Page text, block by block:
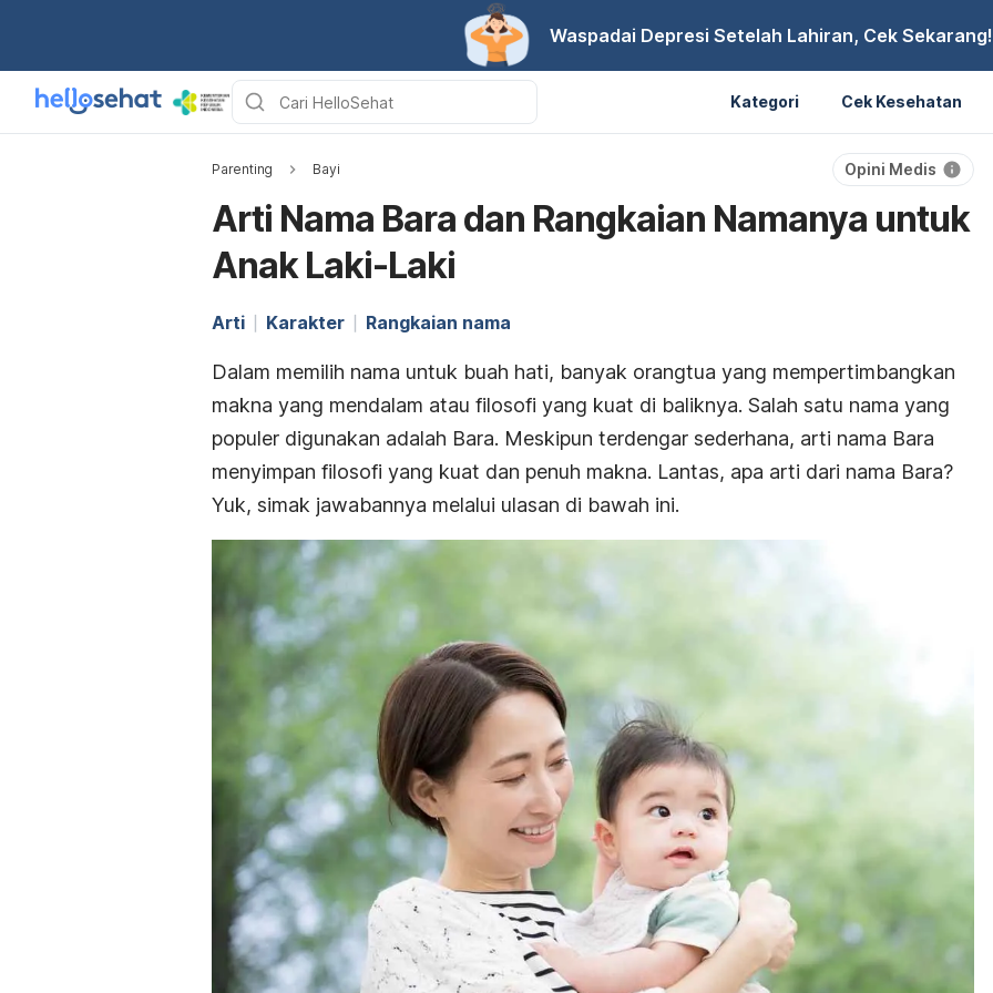
Waspadai Depresi Setelah Lahiran, Cek Sekarang!
Kategori Cek Kesehatan
Parenting Bayi Opini Medis
Arti Nama Bara dan Rangkaian Namanya untuk
Anak Laki-Laki
Arti Karakter Rangkaian nama
Dalam memilih nama untuk buah hati, banyak orangtua yang mempertimbangkan
makna yang mendalam atau filosofi yang kuat di baliknya. Salah satu nama yang
populer digunakan adalah Bara. Meskipun terdengar sederhana, arti nama Bara
menyimpan filosofi yang kuat dan penuh makna. Lantas, apa arti dari nama Bara?
Yuk, simak jawabannya melalui ulasan di bawah ini.